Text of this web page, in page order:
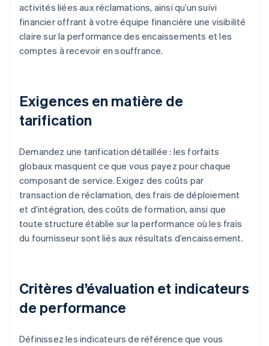
activités liées aux réclamations, ainsi qu’un suivi
financier offrant à votre équipe financière une visibilité
claire sur la performance des encaissements et les
comptes à recevoir en souffrance.
Exigences en matière de
tarification
Demandez une tarification détaillée : les forfaits
globaux masquent ce que vous payez pour chaque
composant de service. Exigez des coûts par
transaction de réclamation, des frais de déploiement
et d’intégration, des coûts de formation, ainsi que
toute structure établie sur la performance où les frais
du fournisseur sont liés aux résultats d’encaissement.
Critères d’évaluation et indicateurs
de performance
Définissez les indicateurs de référence que vous